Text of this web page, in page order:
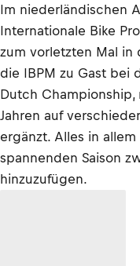
Im niederländischen
Internationale Bike
zum vorletzten Mal in
die IBPM zu Gast bei
Dutch
Jahren auf
ergänzt. Alles in
spannenden Saison
hinzuzufügen.